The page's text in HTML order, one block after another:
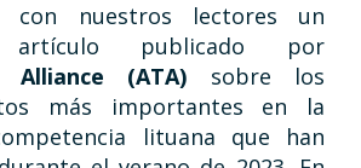
con nuestros lectores un
artículo publicado por
(ATA) sobre los
más importantes en la
lituana que han